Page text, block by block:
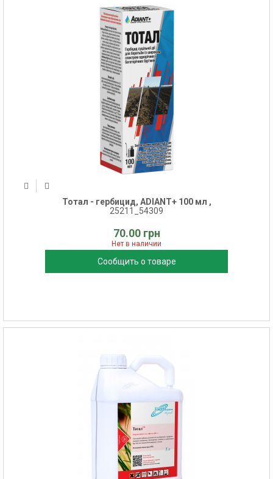
Тотал - гербицид, ADIANT+ 100 мл ,
25211_54309
70.00 грн
Нет в наличии
Сообщить о товаре